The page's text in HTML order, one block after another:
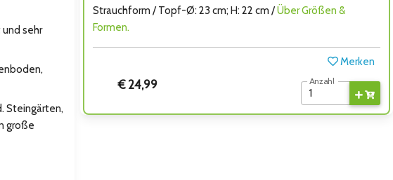
Strauchform / Topf-Ø: 23 cm; H: 22 cm /Über Größen &
Formen.
Merken
€ 24,99 Anzahl
sehr
Steingärten,
große